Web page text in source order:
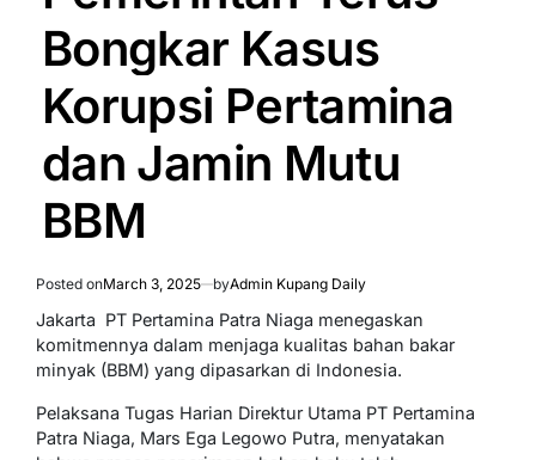
Bongkar Kasus
Korupsi Pertamina
dan Jamin Mutu
BBM
Posted onMarch 3, 2025 byAdmin Kupang Daily
Jakarta  PT Pertamina Patra Niaga menegaskan
komitmennya dalam menjaga kualitas bahan bakar
minyak (BBM) yang dipasarkan di Indonesia.
Pelaksana Tugas Harian Direktur Utama PT Pertamina
Patra Niaga, Mars Ega Legowo Putra, menyatakan